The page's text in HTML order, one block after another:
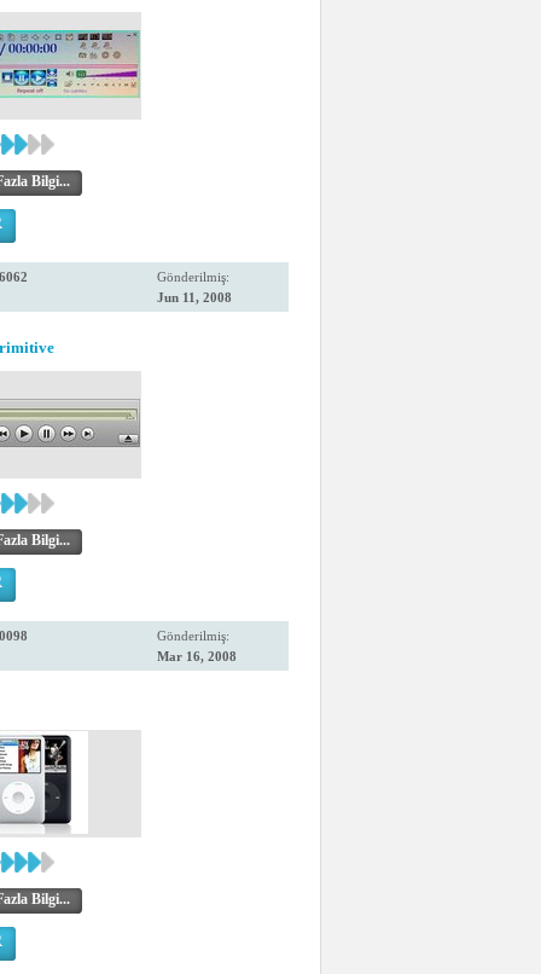
Bilgi...
Gönderilmiş:
Jun 11, 2008
Bilgi...
Gönderilmiş:
Mar 16, 2008
Bilgi...